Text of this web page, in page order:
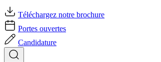
Téléchargez notre brochure
Portes ouvertes
Candidature